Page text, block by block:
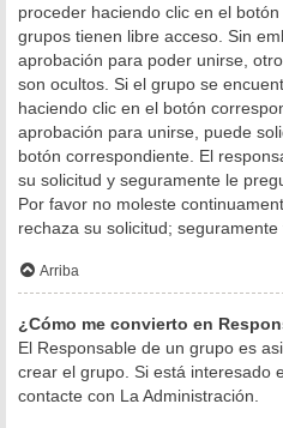
proceder haciendo clic en el
grupos tienen libre acceso. Sin
aprobación para poder unirse,
son ocultos. Si el grupo se
haciendo clic en el botón
aprobación para unirse, puede
botón correspondiente. El
su solicitud y seguramente le
Por favor no moleste
rechaza su solicitud;
Arriba
¿Cómo me convierto en
El Responsable de un grupo es
crear el grupo. Si está interesado
contacte con La Administración.